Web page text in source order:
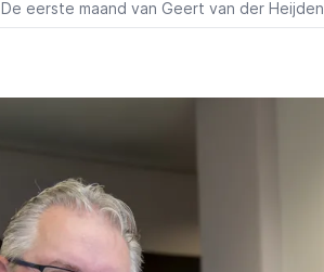
De eerste maand van Geert van der Heijden